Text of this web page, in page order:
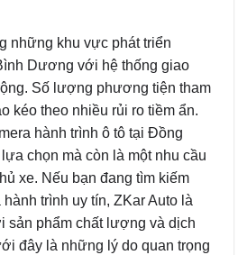
những khu vực phát triển
Dương với hệ thống giao
Số lượng phương tiện tham
kéo theo nhiều rủi ro tiềm ẩn.
hành trình ô tô tại Đồng
chọn mà còn là một nhu cầu
xe. Nếu bạn đang tìm kiếm
trình uy tín, ZKar Auto là
sản phẩm chất lượng và dịch
đây là những lý do quan trọng